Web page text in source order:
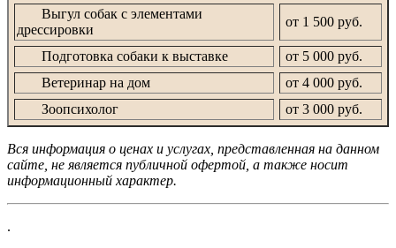
Выгул собак с элементами
дрессировки
от 1 500 руб.
Подготовка собаки к выставке
от 5 000 руб.
Ветеринар на дом
от 4 000 руб.
Зоопсихолог
от 3 000 руб.
Вся информация о ценах и услугах, представленная на данном
сайте, не является публичной офертой, а также носит
информационный характер.
.